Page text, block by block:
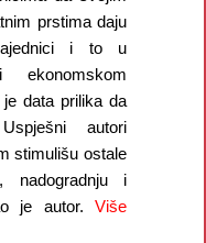
prstima daju
i to u
ekonomskom
data prilika da
autori
stimulišu ostale
nadogradnju i
je autor. Više